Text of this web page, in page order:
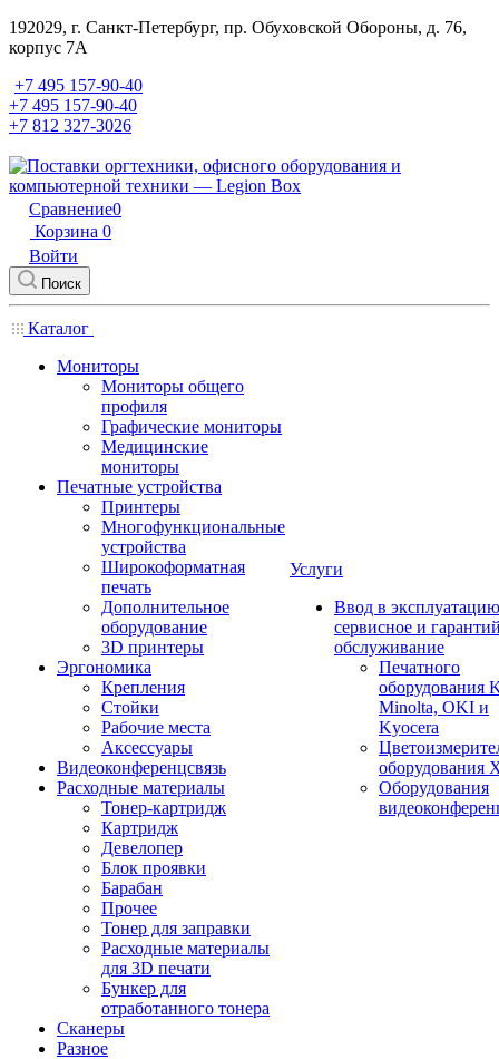
192029, г. Санкт-Петербург, пр. Обуховской Обороны, д. 76,
корпус 7А
+7 495 157-90-40
+7 495 157-90-40
+7 812 327-3026
Сравнение0
Корзина 0
Войти
Поиск
Каталог
Мониторы
Мониторы общего
профиля
Графические мониторы
Медицинские
мониторы
Печатные устройства
Принтеры
Многофункциональные
устройства
Широкоформатная
печать
Дополнительное
оборудование
3D принтеры
Эргономика
Крепления
Стойки
Рабочие места
Аксессуары
Видеоконференцсвязь
Расходные материалы
Тонер-картридж
Картридж
Девелопер
Блок проявки
Барабан
Прочее
Тонер для заправки
Расходные материалы
для 3D печати
Бункер для
отработанного тонера
Сканеры
Разное
Услуги
Ввод в
сервисное и
обслуживание
Печатного
оборудования
Minolta, OKI и
Kyocera
оборудования
Оборудования